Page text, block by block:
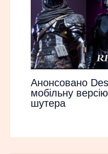
Анонсовано
мобільну
шутера